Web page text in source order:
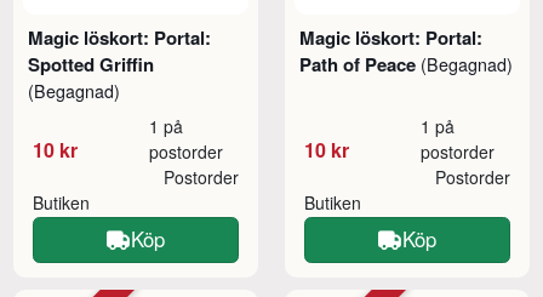
Magic löskort: Portal:
Spotted Griffin
(Begagnad)
10 kr
1 på
postorder
Butiken
Postorder
Köp
Magic löskort: Portal:
Path of Peace (Begagnad)
10 kr
1 på
postorder
Butiken
Postorder
Köp